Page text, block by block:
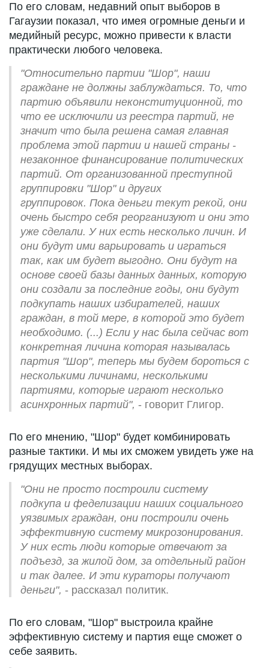
По его словам, недавний опыт выборов в
Гагаузии показал, что имея огромные деньги и
медийный ресурс, можно привести к власти
практически любого человека.
"Относительно партии "Шор", наши
граждане не должны заблуждаться. То, что
партию объявили неконституционной, то
что ее исключили из реестра партий, не
значит что была решена самая главная
проблема этой партии и нашей страны -
незаконное финансирование политических
партий. От организованной преступной
группировки "Шор" и других
группировок. Пока деньги текут рекой, они
очень быстро себя реорганизуют и они это
уже сделали. У них есть несколько личин. И
они будут ими варьировать и играться
так, как им будет выгодно. Они будут на
основе своей базы данных данных, которую
они создали за последние годы, они будут
подкупать наших избирателей, наших
граждан, в той мере, в которой это будет
необходимо. (...) Если у нас была сейчас вот
конкретная личина которая называлась
партия "Шор", теперь мы будем бороться с
несколькими личинами, несколькими
партиями, которые играют несколько
асинхронных партий", - говорит Глигор.
По его мнению, "Шор" будет комбинировать
разные тактики. И мы их сможем увидеть уже на
грядущих местных выборах.
"Они не просто построили систему
подкупа и феделизации наших социального
уязвимых граждан, они построили очень
эффективную систему микрозонирования.
У них есть люди которые отвечают за
подъезд, за жилой дом, за отдельный район
и так далее. И эти кураторы получают
деньги", - рассказал политик.
По его словам, "Шор" выстроила крайне
эффективную систему и партия еще сможет о
себе заявить.